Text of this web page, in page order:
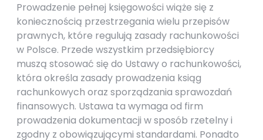
Prowadzenie pełnej księgowości wiąże się z
koniecznością przestrzegania wielu przepisów
prawnych, które regulują zasady rachunkowości
w Polsce. Przede wszystkim przedsiębiorcy
muszą stosować się do Ustawy o rachunkowości,
która określa zasady prowadzenia ksiąg
rachunkowych oraz sporządzania sprawozdań
finansowych. Ustawa ta wymaga od firm
prowadzenia dokumentacji w sposób rzetelny i
zgodny z obowiązującymi standardami. Ponadto